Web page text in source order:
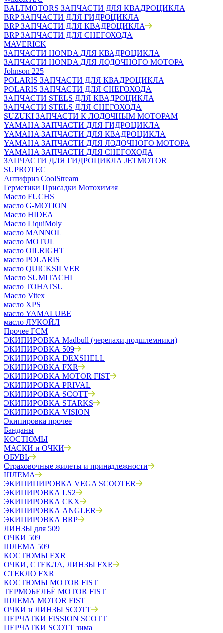
BALTMOTORS ЗАПЧАСТИ ДЛЯ КВАДРОЦИКЛА
BRP ЗАПЧАСТИ ДЛЯ ГИДРОЦИКЛА
BRP ЗАПЧАСТИ ДЛЯ КВАДРОЦИКЛА
BRP ЗАПЧАСТИ ДЛЯ СНЕГОХОДА
MAVERICK
ЗАПЧАСТИ HONDA ДЛЯ КВАДРОЦИКЛА
ЗАПЧАСТИ HONDA ДЛЯ ЛОДОЧНОГО МОТОРА
Johnson 225
POLARIS ЗАПЧАСТИ ДЛЯ КВАДРОЦИКЛА
POLARIS ЗАПЧАСТИ ДЛЯ СНЕГОХОДА
ЗАПЧАСТИ STELS ДЛЯ КВАДРОЦИКЛА
ЗАПЧАСТИ STELS ДЛЯ СНЕГОХОДА
SUZUKI ЗАПЧАСТИ К ЛОДОЧНЫМ МОТОРАМ
YAMAHA ЗАПЧАСТИ ДЛЯ ГИДРОЦИКЛА
YAMAHA ЗАПЧАСТИ ДЛЯ КВАДРОЦИКЛА
YAMAHA ЗАПЧАСТИ ДЛЯ ЛОДОЧНОГО МОТОРА
YAMAHA ЗАПЧАСТИ ДЛЯ СНЕГОХОДА
ЗАПЧАСТИ ДЛЯ ГИДРОЦИКЛА JETMOTOR
SUPROTEC
Антифриз CoolStream
Герметики Присадки Мотохимия
Масло FUCHS
масло G-MOTION
Масло HIDEA
Масло LiquiMoly
масло MANNOL
масло MOTUL
масло OILRIGHT
масло POLARIS
масло QUICKSILVER
Масло SUMITACHI
масло TOHATSU
Масло Vitex
масло XPS
масло YAMALUBE
масло ЛУКОЙЛ
Прочее ГСМ
ЭКИПИРОВКА Madbull (черепахи,подшлемники)
ЭКИПИРОВКА 509
ЭКИПИРОВКА DEXSHELL
ЭКИПИРОВКА FXR
ЭКИПИРОВКА MOTOR FIST
ЭКИПИРОВКА PRIVAL
ЭКИПИРОВКА SCOTT
ЭКИПИРОВКА STARKS
ЭКИПИРОВКА VISION
Экипировка прочее
Банданы
КОСТЮМЫ
МАСКИ и ОЧКИ
ОБУВЬ
Страховочные жилеты и принадлежности
ШЛЕМА
ЭКИПИПИРОВКА VEGA SCOOTER
ЭКИПИРОВКА LS2
ЭКИПИРОВКА CKX
ЭКИПИРОВКА ANGLER
ЭКИПИРОВКА BRP
ЛИНЗЫ для 509
ОЧКИ 509
ШЛЕМА 509
КОСТЮМЫ FXR
ОЧКИ, СТЕКЛА, ЛИНЗЫ FXR
СТЕКЛО FXR
КОСТЮМЫ MOTOR FIST
ТЕРМОБЕЛЬЁ MOTOR FIST
ШЛЕМА MOTOR FIST
ОЧКИ и ЛИНЗЫ SCOTT
ПЕРЧАТКИ FISSION SCOTT
ПЕРЧАТКИ SCOTT зима